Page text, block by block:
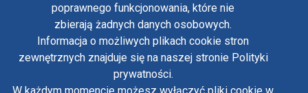
poprawnego funkcjonowania, które nie
zbierają żadnych danych osobowych.
Informacja o możliwych plikach cookie stron
zewnętrznych znajduje się na naszej stronie Polityki
prywatności.
Polityka prywatności